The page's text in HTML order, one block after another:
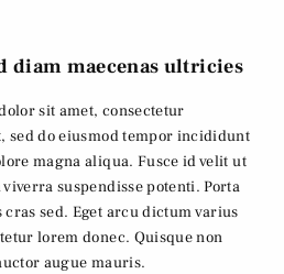
diam maecenas ultricies
sit amet, consectetur
sed do eiusmod tempor incididunt
magna aliqua. Fusce id velit ut
suspendisse potenti. Porta
cras sed. Eget arcu dictum varius
lorem donec. Quisque non
augue mauris.